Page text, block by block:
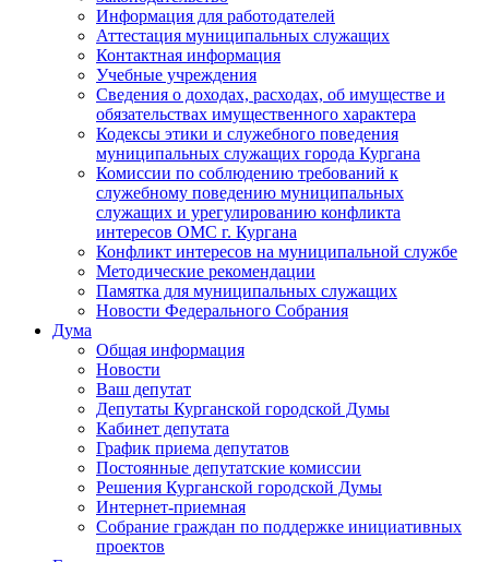
Информация для работодателей
Аттестация муниципальных служащих
Контактная информация
Учебные учреждения
Сведения о доходах, расходах, об имуществе и
обязательствах имущественного характера
Кодексы этики и служебного поведения
муниципальных служащих города Кургана
Комиссии по соблюдению требований к
служебному поведению муниципальных
служащих и урегулированию конфликта
интересов ОМС г. Кургана
Конфликт интересов на муниципальной службе
Методические рекомендации
Памятка для муниципальных служащих
Новости Федерального Cобрания
Дума
Общая информация
Новости
Ваш депутат
Депутаты Курганской городской Думы
Кабинет депутата
График приема депутатов
Постоянные депутатские комиссии
Решения Курганской городской Думы
Интернет-приемная
Собрание граждан по поддержке инициативных
проектов